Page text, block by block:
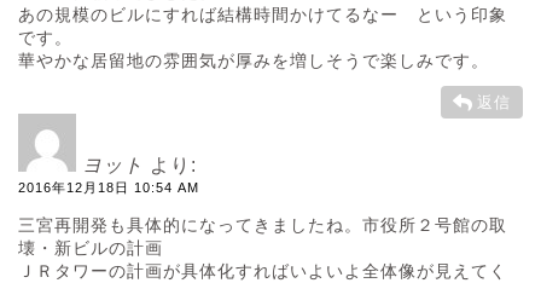
あの規模のビルにすれば結構時間かけてるなー という印象
です。
華やかな居留地の雰囲気が厚みを増しそうで楽しみです。
返信
ヨット より:
2016年12月18日 10:54 AM
三宮再開発も具体的になってきましたね。市役所２号館の取
壊・新ビルの計画
ＪＲタワーの計画が具体化すればいよいよ全体像が見えてく